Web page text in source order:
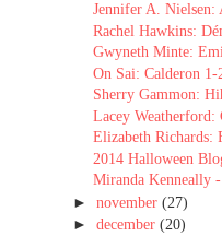
Jennifer A. Nielsen:
Rachel Hawkins:
Gwyneth Minte:
On Sai: Calderon 1-
Sherry Gammon:
Lacey Weatherford:
Elizabeth Richards:
2014 Halloween
Miranda Kenneally
►november(27)
►december(20)